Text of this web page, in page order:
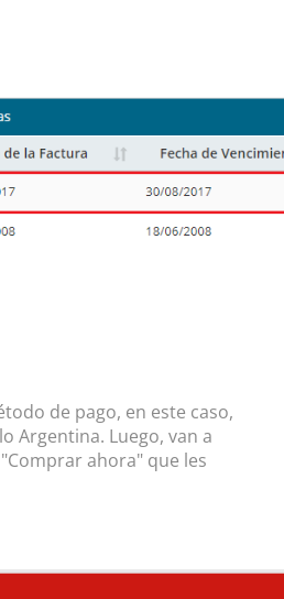
de pago, en este caso,
Argentina. Luego, van a
ahora" que les